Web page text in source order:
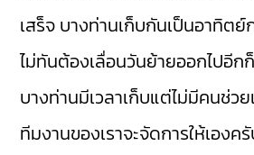
เสร็จ บางท่านเก็บกันเป็นอาทิตย์
ไม่ทันต้องเลื่อนวันย้ายออกไปอีกก็
บางท่านมีเวลาเก็บแต่ไม่มีคนช่
ทีมงานของเราจะจัดการให้เองค